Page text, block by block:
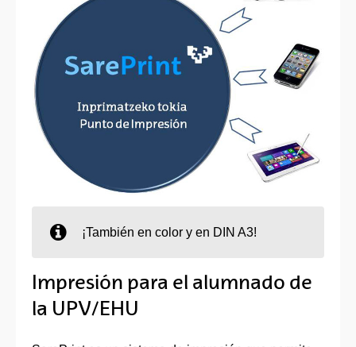
¡También en color y en DIN A3!
Impresión para el alumnado de
la UPV/EHU